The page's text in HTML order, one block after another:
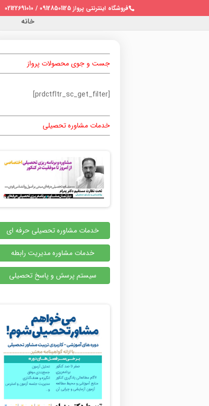
فروشگاه اینترنتی پرواز 09128501125 / 02122691010
خانه
جست و جوی محصولات پرواز
[prdctfltr_sc_get_filter]
خدمات مشاوره تحصیلی
خدمات مشاوره تحصیلی حرفه ای
خدمات مشاوره مدیریت رابطه
سیستم پرسش و پاسخ تحصیلی